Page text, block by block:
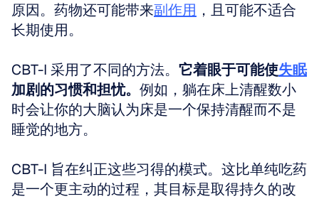
原因。药物还可能带来副作用 ，且可能不适合
长期使用。
CBT-I 采用了不同的方法。 它着眼于可能使失眠
加剧的习惯和担忧。 例如，躺在床上清醒数小
时会让你的大脑认为床是一个保持清醒而不是
睡觉的地方。
CBT-I 旨在纠正这些习得的模式。这比单纯吃药
是一个更主动的过程，其目标是取得持久的改